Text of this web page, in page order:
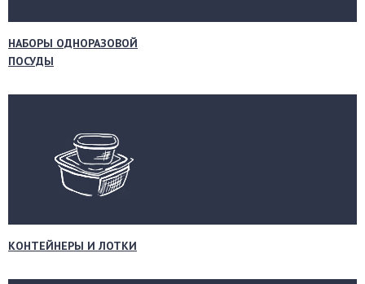
НАБОРЫ ОДНОРАЗОВОЙ
ПОСУДЫ
КОНТЕЙНЕРЫ И ЛОТКИ